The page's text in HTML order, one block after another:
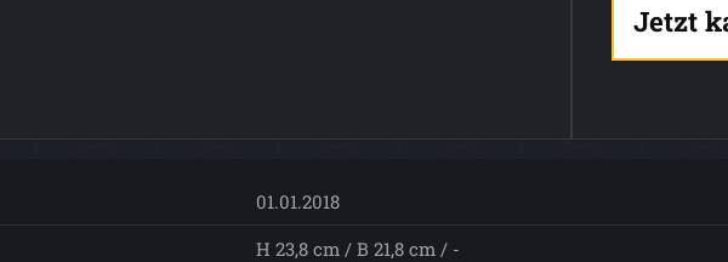
Jetzt
01.01.2018
H 23,8 cm / B 21,8 cm / -